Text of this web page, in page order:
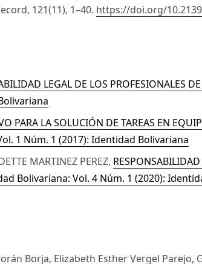
121(11), 1–40. https://doi.org/
LEGAL DE LOS PROFESIONALES
PARA LA SOLUCIÓN DE TAREAS EN
1 Núm. 1 (2017): Identidad Bolivariana
MARTINEZ PEREZ,
Bolivariana: Vol. 4 Núm. 1 (2020):
Borja, Elizabeth Esther Vergel Parejo,